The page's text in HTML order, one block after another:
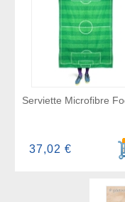
Serviette Microfibre
37,02 €